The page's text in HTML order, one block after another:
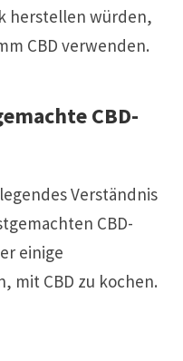
herstellen würden,
CBD verwenden.
CBD-
Verständnis
CBD-
einige
mit CBD zu kochen.